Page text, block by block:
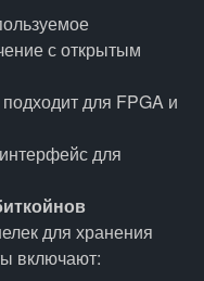
с открытым
для FPGA и
для
для хранения
включают: